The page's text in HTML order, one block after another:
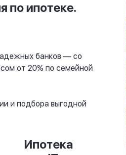
по ипотеке.
банков — со
от 20% по семейной
и подбора выгодной
Ипотека